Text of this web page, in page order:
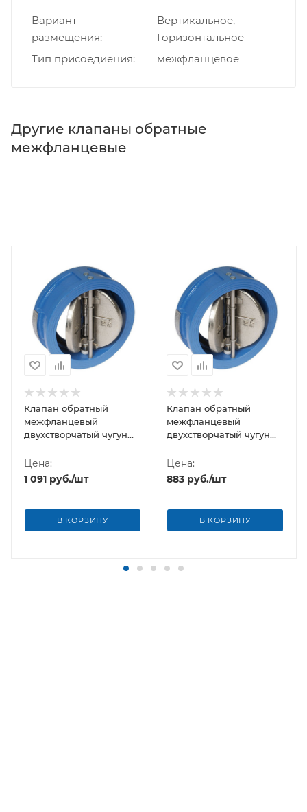
Вариант
размещения
Вертикальное,
Горизонтальное
Тип присоедиения
межфланцевое
Другие клапаны обратные
межфланцевые
Клапан обратный
межфланцевый
двухстворчатый чугун
Цена:
1 091 руб./шт
В КОРЗИНУ
Клапан обратный
межфланцевый
двухстворчатый чугун
Цена:
883 руб./шт
В КОРЗИНУ